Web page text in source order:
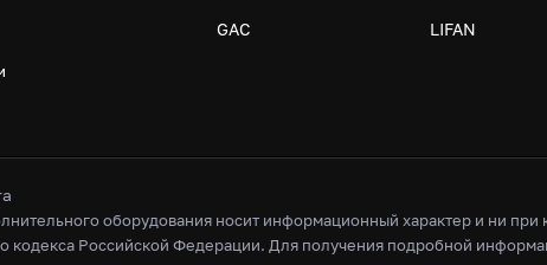
GAC
LIFAN
оборудования носит информационный характер и ни при
Российской Федерации. Для получения подробной